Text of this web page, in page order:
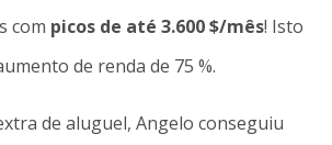
com picos de até 3.600 $/mês! Isto
de renda de 75 %.
de aluguel, Angelo conseguiu